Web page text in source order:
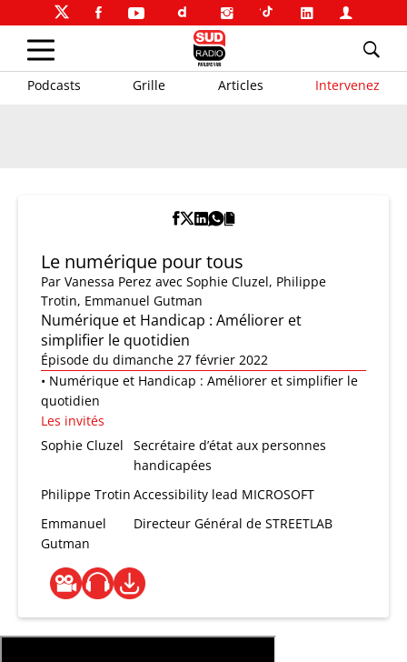
Podcasts Grille Articles Intervenez
Le numérique pour tous
Par Vanessa Perez avec Sophie Cluzel, Philippe
Trotin, Emmanuel Gutman
Numérique et Handicap : Améliorer et
simplifier le quotidien
Épisode du dimanche 27 février 2022
• Numérique et Handicap : Améliorer et simplifier le
quotidien
Les invités
Sophie Cluzel
Secrétaire d’état aux personnes
handicapées
Philippe Trotin Accessibility lead MICROSOFT
Emmanuel
Gutman
Directeur Général de STREETLAB